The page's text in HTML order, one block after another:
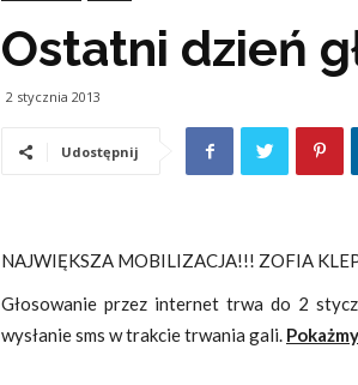
Ostatni dzień
2 stycznia 2013
Udostępnij
NAJWIĘKSZA MOBILIZACJA!!! ZOFIA
Głosowanie przez internet trwa do 2
wysłanie sms w trakcie trwania gali.